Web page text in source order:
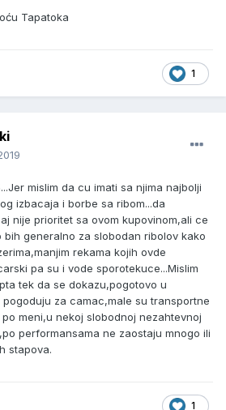
Tapatoka
1
mislim da cu imati sa njima najbolji
izbacaja i borbe sa ribom...da
nije prioritet sa ovom kupovinom,ali ce
bih generalno za slobodan ribolov kako
rekama kojih ovde
pa su i vode sporotekuce...Mislim
tek da se dokazu,pogotovo u
za camac,male su transportne
meni,u nekoj slobodnoj nezahtevnoj
performansama ne zaostaju mnogo ili
stapova.
1